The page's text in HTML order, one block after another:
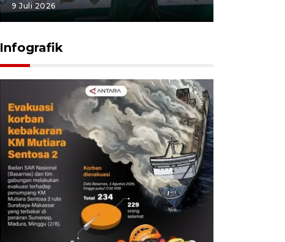
9 Juli 2026
Infografik